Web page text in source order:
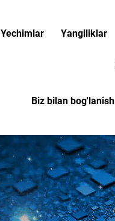
Yechimlar Yangiliklar
Biz bilan bog'lanish